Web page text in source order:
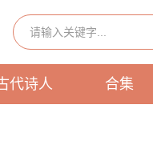
代诗人 合集